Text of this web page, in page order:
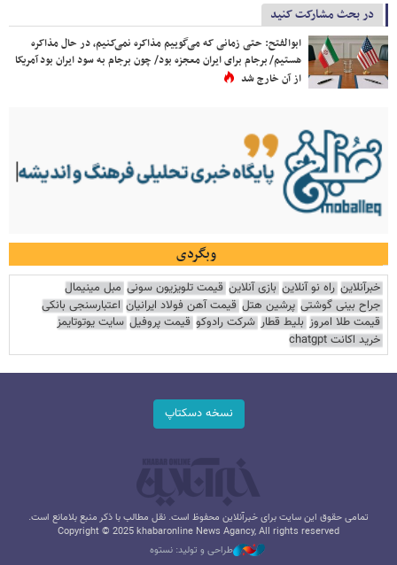
در بحث مشارکت کنید
ابوالفتح: حتی زمانی که می‌گوییم مذاکره نمی‌کنیم، در حال مذاکره
هستیم/ برجام برای ایران معجزه بود/ چون برجام به سود ایران بود آمریکا
از آن خارج شد
وبگردی
خبرآنلاین راه نو آنلاین بازی آنلاین قیمت تلویزیون سونی مبل مینیمال
جراح بینی گوشتی پرشین هتل قیمت آهن فولاد ایرانیان اعتبارسنجی بانکی
قیمت طلا امروز بلیط قطار شرکت رادوکو قیمت پروفیل سایت یوتوتایمز
خرید اکانت chatgpt
نسخه دسکتاپ
تمامی حقوق این سایت برای خبرآنلاین محفوظ است. نقل مطالب با ذکر منبع بلامانع است.
Copyright © 2025 khabaronline News Agancy, All rights reserved
طراحی و تولید: نستوه